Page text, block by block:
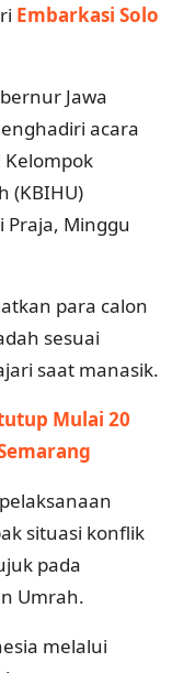
Embarkasi Solo
Jawa
acara
(KBIHU)
Minggu
para calon
sesuai
saat manasik.
Mulai 20
situasi konflik
pada
Umrah.
melalui